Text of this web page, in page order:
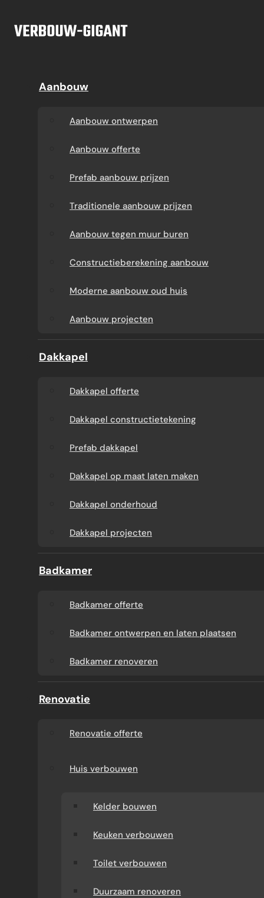
Aanbouw
Aanbouw offerte
Prefab aanbouw
prijzen
Traditionele aanbouw
prijzen
Aanbouw tegen muur
buren
Constructieberekening
Moderne aanbouw
Prefab dakkapel
laten maken
Dakkapel
Dakkapel projecten
Aanbouw
Aanbouw ontwerpen
Aanbouw offerte
Prefab aanbouw prijzen
Traditionele aanbouw prijzen
Aanbouw tegen muur buren
Constructieberekening aanbouw
Moderne aanbouw oud huis
Aanbouw projecten
Dakkapel
Dakkapel offerte
Dakkapel constructietekening
Prefab dakkapel
Dakkapel op maat laten maken
Dakkapel onderhoud
Dakkapel projecten
Badkamer
Badkamer offerte
Badkamer ontwerpen en laten plaatsen
Badkamer renoveren
Renovatie
Renovatie offerte
Huis verbouwen
Kelder bouwen
Keuken verbouwen
Toilet verbouwen
Duurzaam renoveren